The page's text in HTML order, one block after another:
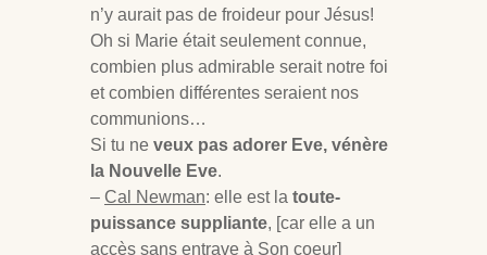
n’y aurait pas de froideur pour Jésus!
Oh si Marie était seulement connue,
combien plus admirable serait notre foi
et combien différentes seraient nos
communions…
Si tu ne veux pas adorer Eve, vénère
la Nouvelle Eve.
– Cal Newman: elle est la toute-
puissance suppliante, [car elle a un
accès sans entrave à Son coeur]